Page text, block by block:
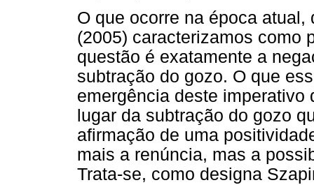
O que ocorre na época
(2005) caracterizamos como
questão é exatamente a
subtração do gozo. O que
emergência deste
lugar da subtração do gozo
afirmação de uma
mais a renúncia, mas a
Trata-se, como designa